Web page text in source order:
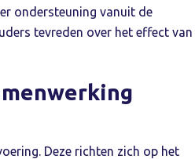
ondersteuning vanuit de
tevreden over het effect van
Deze richten zich op het